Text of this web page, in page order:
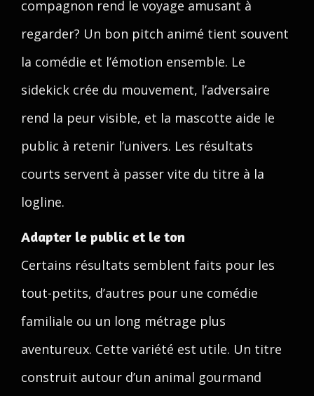
compagnon rend le voyage amusant à
regarder? Un bon pitch animé tient souvent
la comédie et l’émotion ensemble. Le
sidekick crée du mouvement, l’adversaire
rend la peur visible, et la mascotte aide le
public à retenir l’univers. Les résultats
courts servent à passer vite du titre à la
logline.
Adapter le public et le ton
Certains résultats semblent faits pour les
tout-petits, d’autres pour une comédie
familiale ou un long métrage plus
aventureux. Cette variété est utile. Un titre
construit autour d’un animal gourmand